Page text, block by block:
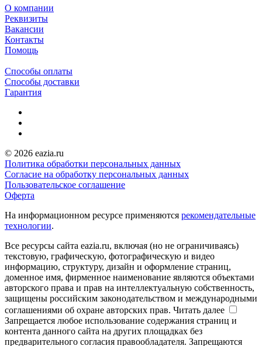
О компании
Реквизиты
Вакансии
Контакты
Помощь
Способы оплаты
Способы доставки
Гарантия
© 2026 eazia.ru
Политика обработки персональных данных
Согласие на обработку персональных данных
Пользовательское соглашение
Оферта
На информационном ресурсе применяются рекомендательные
технологии.
Все ресурсы сайта eazia.ru, включая (но не ограничиваясь)
текстовую, графическую, фотографическую и видео
информацию, структуру, дизайн и оформление страниц,
доменное имя, фирменное наименование являются объектами
авторского права и прав на интеллектуальную собственность,
защищены российским законодательством и международными
соглашениями об охране авторских прав. Читать далее
Запрещается любое использование содержания страниц и
контента данного сайта на других площадках без
предварительного согласия правообладателя. Запрещаются